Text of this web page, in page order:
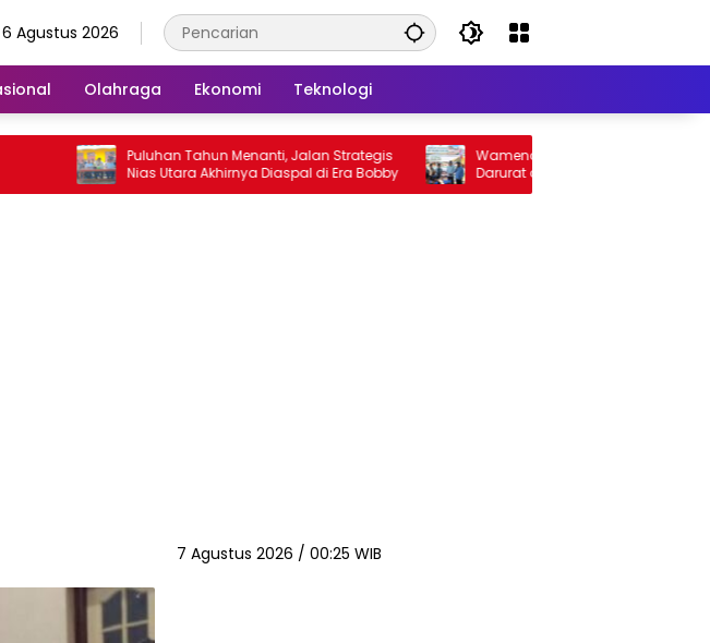
Agustus 2026
Olahraga Ekonomi Teknologi
Puluhan Tahun Menanti, Jalan Strategis
Nias Utara Akhirnya Diaspal di Era Bobby
Wamendikdasmen Tinjau Ruang Kelas
Darurat di Sorkam
7 Agustus 2026 / 00:25 WIB